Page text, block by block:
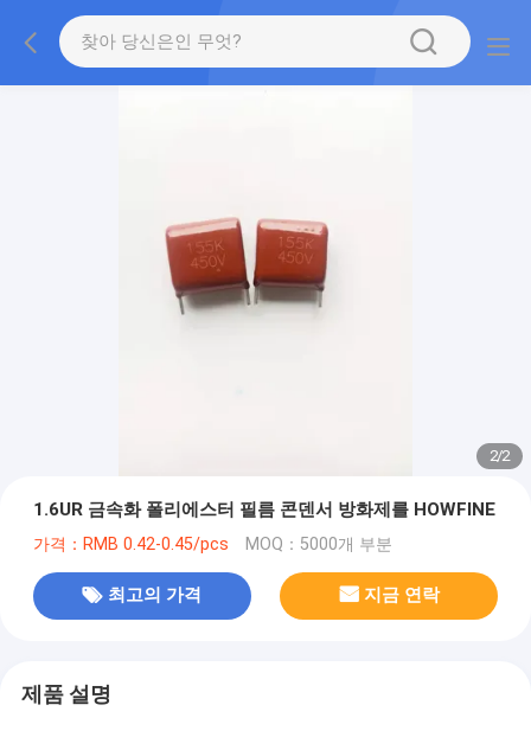
2/2
1.6UR 금속화 폴리에스터 필름 콘덴서 방화제를 HOWFINE
가격：RMB 0.42-0.45/pcs MOQ：5000개 부분
최고의 가격 지금 연락
제품 설명